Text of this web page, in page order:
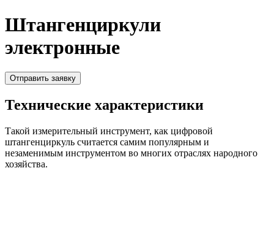
Штангенциркули
электронные
Отправить заявку
Технические характеристики
Такой измерительный инструмент, как цифровой
штангенциркуль считается самим популярным и
незаменимым инструментом во многих отраслях народного
хозяйства.